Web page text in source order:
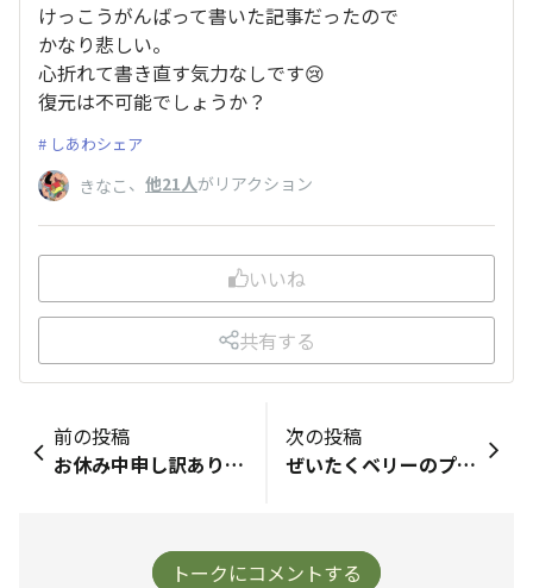
けっこうがんばって書いた記事だったので
かなり悲しい。
心折れて書き直す気力なしです😢
復元は不可能でしょうか？
しあわシェア
きなこ 、 他21人がリアクション
いいね
共有する
前の投稿
お休み中申し訳ありません🙏 不可能なことを承知の上でのお願いです😣 タマリバ内で タマチャンショップのポイントや お金💰️などを特定の方に寄付する形で プレゼント🎁したりすることは出来ないでしょうか❔️ emirinさんのあの悲しい事件を聞いてから 所々のコメント💭で悲鳴をあげているように思えて来てしまい気になってウズウズしてました💦 https://www.community.tamachanshop.jp/chats/9eodrzugsll3xv4y プーがお節介なだけなんですが… プーにとってはタマリバの皆さんはもうFamilyです🎵 プーが直接お会い出来ない分 いろんな方にプレゼント🎁もできれば嬉しいです🥰 もし可能でしたら宜しくお願いします🙏
次の投稿
ぜいたくベリーのプロテインを初めて購入し、牛乳にいれてちょっと置いといたらかなり毒々しい緑と灰色の間くらいの色？になってて少しのむのがこわいのですが。 ぜいたくベリーは牛乳に入れてしばらくするととこのような色になるものなのでしょうか？今まで飲んだプロテインで変色したものがないのでちょっと不安です。
トークにコメントする